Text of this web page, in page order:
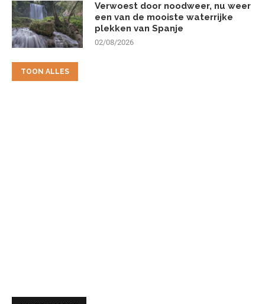
Verwoest door noodweer, nu weer
een van de mooiste waterrijke
plekken van Spanje
02/08/2026
TOON ALLES